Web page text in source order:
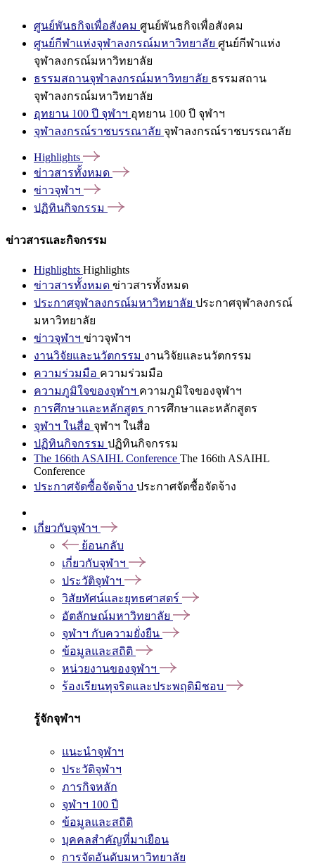
ศูนย์พันธกิจเพื่อสังคม ศูนย์พันธกิจเพื่อสังคม
ศูนย์กีฬาแห่งจุฬาลงกรณ์มหาวิทยาลัย ศูนย์กีฬาแห่ง
จุฬาลงกรณ์มหาวิทยาลัย
ธรรมสถานจุฬาลงกรณ์มหาวิทยาลัย ธรรมสถาน
จุฬาลงกรณ์มหาวิทยาลัย
อุทยาน 100 ปี จุฬาฯ อุทยาน 100 ปี จุฬาฯ
จุฬาลงกรณ์ราชบรรณาลัย จุฬาลงกรณ์ราชบรรณาลัย
Highlights
ข่าวสารทั้งหมด
ข่าวจุฬาฯ
ปฏิทินกิจกรรม
ข่าวสารและกิจกรรม
Highlights Highlights
ข่าวสารทั้งหมด ข่าวสารทั้งหมด
ประกาศจุฬาลงกรณ์มหาวิทยาลัย ประกาศจุฬาลงกรณ์
มหาวิทยาลัย
ข่าวจุฬาฯ ข่าวจุฬาฯ
งานวิจัยและนวัตกรรม งานวิจัยและนวัตกรรม
ความร่วมมือ ความร่วมมือ
ความภูมิใจของจุฬาฯ ความภูมิใจของจุฬาฯ
การศึกษาและหลักสูตร การศึกษาและหลักสูตร
จุฬาฯ ในสื่อ จุฬาฯ ในสื่อ
ปฏิทินกิจกรรม ปฏิทินกิจกรรม
The 166th ASAIHL Conference The 166th ASAIHL
Conference
ประกาศจัดซื้อจัดจ้าง ประกาศจัดซื้อจัดจ้าง
เกี่ยวกับจุฬาฯ
ย้อนกลับ
เกี่ยวกับจุฬาฯ
ประวัติจุฬาฯ
วิสัยทัศน์และยุทธศาสตร์
อัตลักษณ์มหาวิทยาลัย
จุฬาฯ กับความยั่งยืน
ข้อมูลและสถิติ
หน่วยงานของจุฬาฯ
ร้องเรียนทุจริตและประพฤติมิชอบ
รู้จักจุฬาฯ
แนะนำจุฬาฯ
ประวัติจุฬาฯ
ภารกิจหลัก
จุฬาฯ 100 ปี
ข้อมูลและสถิติ
บุคคลสำคัญที่มาเยือน
การจัดอันดับมหาวิทยาลัย